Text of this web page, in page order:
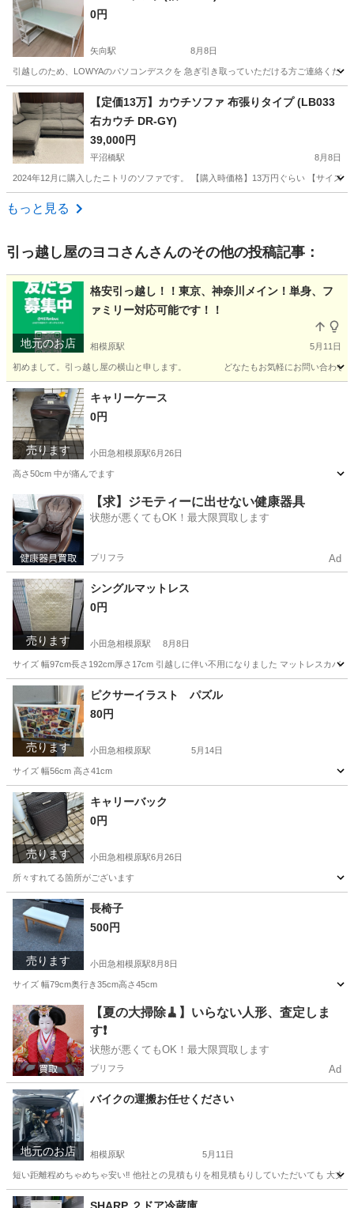
0円
矢向駅 8月8日
引越しのため、LOWYAのパソコンデスクを 急ぎ引き取っていただける方ご連絡くだ
神奈川 川崎市 矢向駅 テーブル LOWYA
【定価13万】カウチソファ 布張りタイプ (LB033
右カウチ DR-GY)
39,000円
平沼橋駅 8月8日
2024年12月に購入したニトリのソファです。 【購入時価格】13万円ぐらい 【サイ
神奈川 横浜市
もっと見る
引っ越し屋のヨコさんさんのその他の投稿記事：
地元のお店
格安引っ越し！！東京、神奈川メイン！単身、フ
ァミリー対応可能です！！
相模原駅 5月11日
初めまして。引っ越し屋の横山と申します。 どなたもお気軽にお問い合わせく
神奈川 相模原市 相模原駅
売ります
キャリーケース
0円
小田急相模原駅6月26日
高さ50cm 中が痛んでます
神奈川 相模原市 小田急相模原駅 バッグ キャリー
【求】ジモティーに出せない健康器具
状態が悪くてもOK！最大限買取します
プリフラ Ad
売ります
シングルマットレス
0円
小田急相模原駅 8月8日
サイズ 幅97cm長さ192cm厚さ17cm 引越しに伴い不用になりました マットレスカバ
神奈川 相模原市 小田急相模原駅 寝具
売ります
ピクサーイラスト パズル
80円
小田急相模原駅 5月14日
サイズ 幅56cm 高さ41cm
神奈川 相模原市 小田急相模原駅
売ります
キャリーバック
0円
小田急相模原駅6月26日
所々すれてる箇所がございます
神奈川 相模原市 小田急相模原駅
売ります
長椅子
500円
小田急相模原駅8月8日
サイズ 幅79cm奥行き35cm高さ45cm
神奈川 相模原市 小田急相模原駅 椅子
【夏の大掃除🧹】いらない人形、査定しま
す❗️
状態が悪くてもOK！最大限買取します
プリフラ Ad
地元のお店
バイクの運搬お任せください
相模原駅 5月11日
短い距離程めちゃめちゃ安い‼ 他社との見積もりを相見積もりしていただいても
神奈川 相模原市 相模原駅 運搬代行